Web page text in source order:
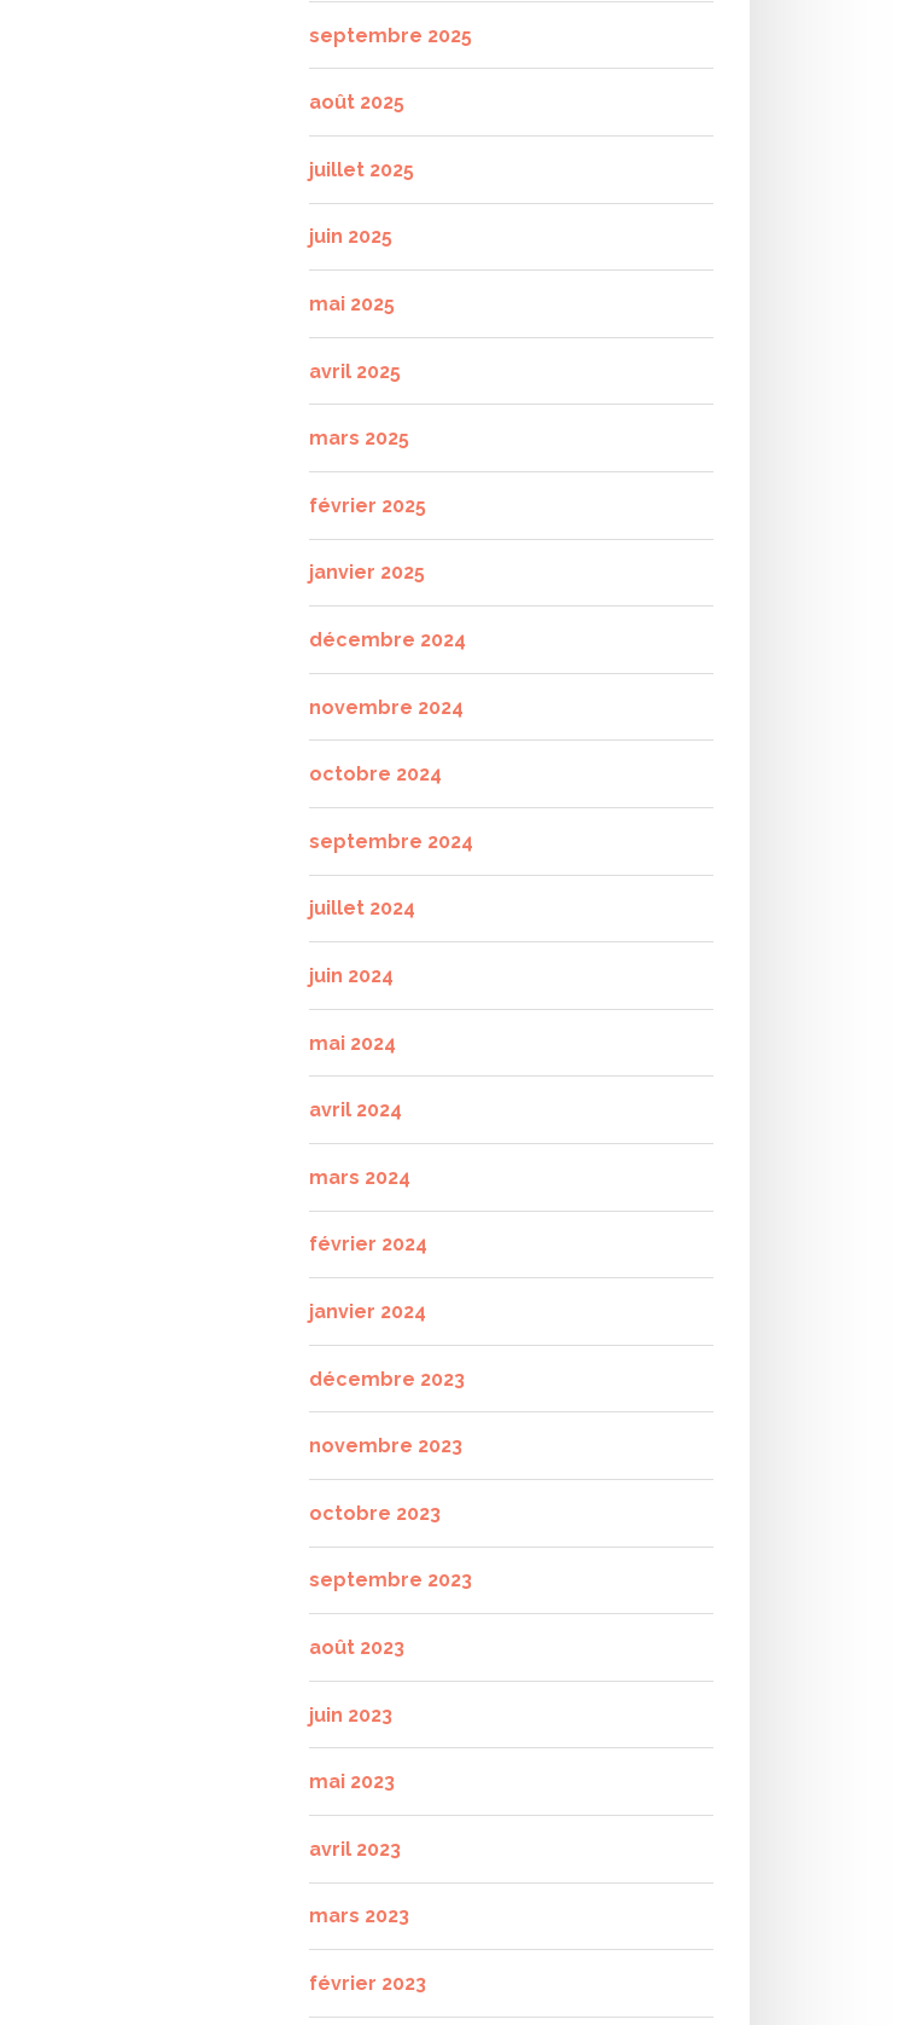
septembre 2025
août 2025
juillet 2025
juin 2025
mai 2025
avril 2025
mars 2025
février 2025
janvier 2025
décembre 2024
novembre 2024
octobre 2024
septembre 2024
juillet 2024
juin 2024
mai 2024
avril 2024
mars 2024
février 2024
janvier 2024
décembre 2023
novembre 2023
octobre 2023
septembre 2023
août 2023
juin 2023
mai 2023
avril 2023
mars 2023
février 2023